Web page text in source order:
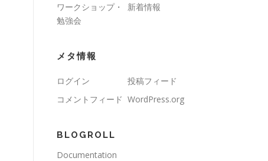
ワークショップ・
勉強会
新着情報
メタ情報
ログイン
投稿フィード
コメントフィード WordPress.org
BLOGROLL
Documentation